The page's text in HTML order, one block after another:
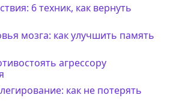
6 техник, как вернуть
мозга: как улучшить память
агрессору
как не потерять